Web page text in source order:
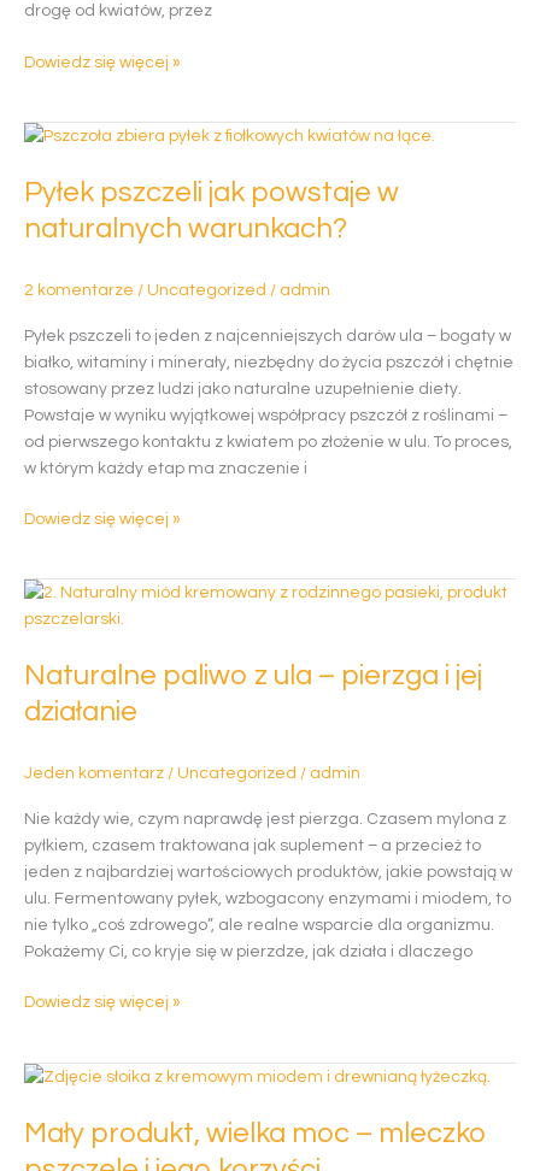
drogę od kwiatów, przez
Dowiedz się więcej »
Pyłek pszczeli jak powstaje w
naturalnych warunkach?
2 komentarze / Uncategorized / admin
Pyłek pszczeli to jeden z najcenniejszych darów ula – bogaty w
białko, witaminy i minerały, niezbędny do życia pszczół i chętnie
stosowany przez ludzi jako naturalne uzupełnienie diety.
Powstaje w wyniku wyjątkowej współpracy pszczół z roślinami –
od pierwszego kontaktu z kwiatem po złożenie w ulu. To proces,
w którym każdy etap ma znaczenie i
Pyłek
jak
w
warunkach?
Dowiedz się więcej »
Naturalne paliwo z ula – pierzga i jej
działanie
Jeden komentarz / Uncategorized / admin
Nie każdy wie, czym naprawdę jest pierzga. Czasem mylona z
pyłkiem, czasem traktowana jak suplement – a przecież to
jeden z najbardziej wartościowych produktów, jakie powstają w
ulu. Fermentowany pyłek, wzbogacony enzymami i miodem, to
nie tylko „coś zdrowego”, ale realne wsparcie dla organizmu.
Pokażemy Ci, co kryje się w pierzdze, jak działa i dlaczego
Naturalne
paliwo
ula
pierzga
jej
Dowiedz się więcej »
Mały produkt, wielka moc – mleczko
Mały
wielka